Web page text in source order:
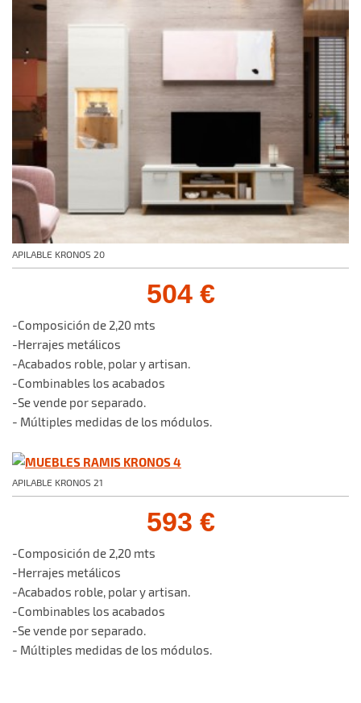
APILABLE KRONOS 20
504 €
-Composición de 2,20 mts
-Herrajes metálicos
-Acabados roble, polar y artisan.
-Combinables los acabados
-Se vende por separado.
- Múltiples medidas de los módulos.
APILABLE KRONOS 21
593 €
-Composición de 2,20 mts
-Herrajes metálicos
-Acabados roble, polar y artisan.
-Combinables los acabados
-Se vende por separado.
- Múltiples medidas de los módulos.